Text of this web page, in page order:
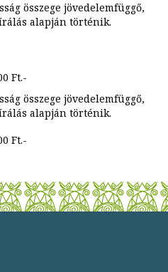
összege jövedelemfüggő,
alapján történik.
Ft.-
összege jövedelemfüggő,
alapján történik.
Ft.-
Copyright © 2004-